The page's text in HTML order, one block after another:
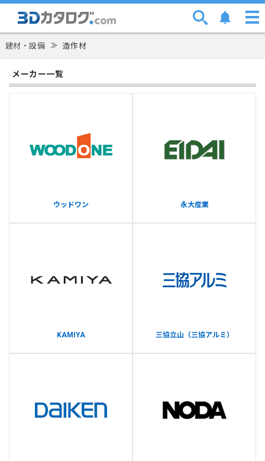
建材・設備 ≫ 造作材
メーカー一覧
ウッドワン 永大産業
KAMIYA 三協立山（三協アルミ）